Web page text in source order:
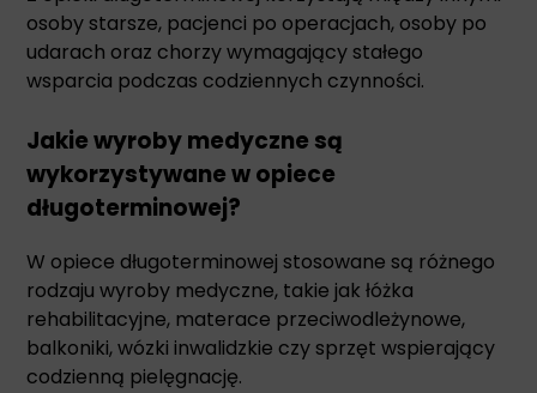
osoby starsze, pacjenci po operacjach, osoby po
udarach oraz chorzy wymagający stałego
wsparcia podczas codziennych czynności.
Jakie wyroby medyczne są
wykorzystywane w opiece
długoterminowej?
W opiece długoterminowej stosowane są różnego
rodzaju wyroby medyczne, takie jak łóżka
rehabilitacyjne, materace przeciwodleżynowe,
balkoniki, wózki inwalidzkie czy sprzęt wspierający
codzienną pielęgnację.